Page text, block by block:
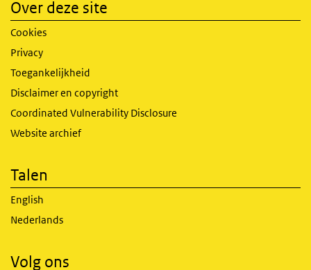
Over deze site
Cookies
Privacy
Toegankelijkheid
Disclaimer en copyright
Coordinated Vulnerability Disclosure
Website archief
Talen
English
Nederlands
Volg ons